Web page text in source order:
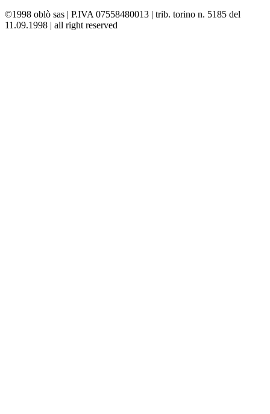
©1998 oblò sas | P.IVA 07558480013 | trib. torino n. 5185 del
11.09.1998 | all right reserved